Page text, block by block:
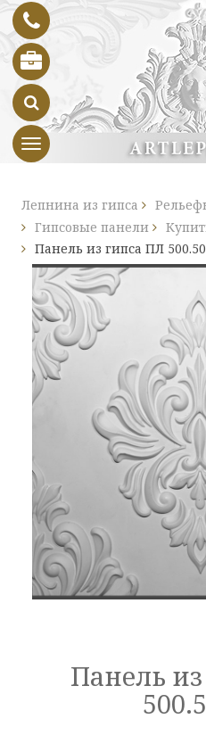
Toggle navigation
Лепнина из гипса
Гипсовые панели
Панель из гипса ПЛ
Панель